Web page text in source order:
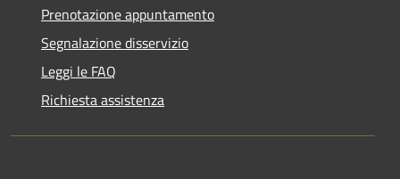
Prenotazione appuntamento
Segnalazione disservizio
Leggi le FAQ
Richiesta assistenza